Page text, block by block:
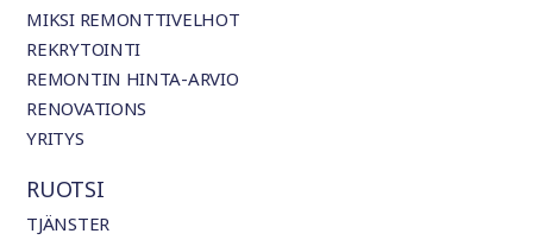
MIKSI REMONTTIVELHOT
REKRYTOINTI
REMONTIN HINTA-ARVIO
RENOVATIONS
YRITYS
RUOTSI
TJÄNSTER